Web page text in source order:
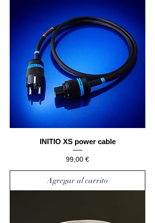
INITIO XS power cable
Precio
99,00 €
Agregar al carrito